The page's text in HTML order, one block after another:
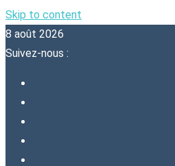
Skip to content
8 août 2026
Suivez-nous :